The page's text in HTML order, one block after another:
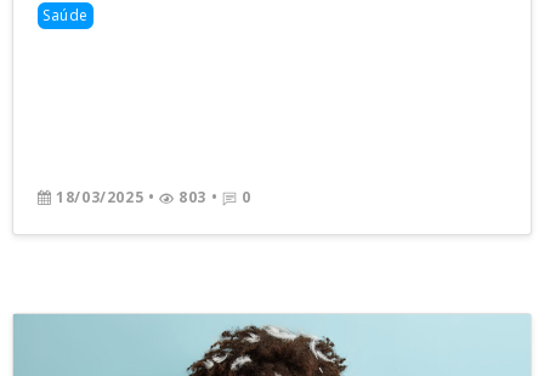
Saúde
18/03/2025 • 803 • 0